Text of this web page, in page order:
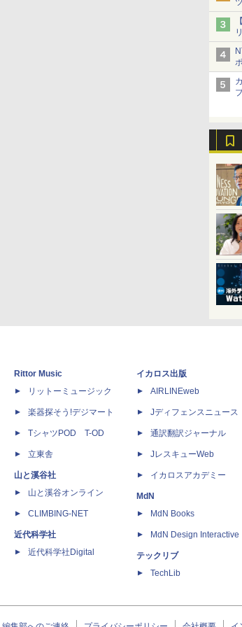
Rittor Music
リットーミュージック
楽器探そう!デジマート
TシャツPOD T-OD
立東舎
山と溪谷社
山と溪谷オンライン
CLIMBING-NET
近代科学社
近代科学社Digital
イカロス出版
AIRLINEweb
Jディフェンスニュース
通訳翻訳ジャーナル
JレスキューWeb
イカロスアカデミー
MdN
MdN Books
MdN Design Interactive
テックリブ
TechLib